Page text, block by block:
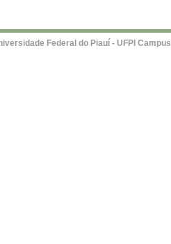
Federal do Piauí - UFPI